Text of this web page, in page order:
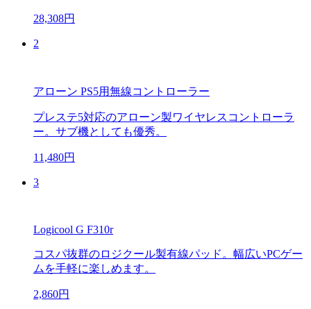
28,308円
2
アローン PS5用無線コントローラー
プレステ5対応のアローン製ワイヤレスコントローラ
ー。サブ機としても優秀。
11,480円
3
Logicool G F310r
コスパ抜群のロジクール製有線パッド。幅広いPCゲー
ムを手軽に楽しめます。
2,860円